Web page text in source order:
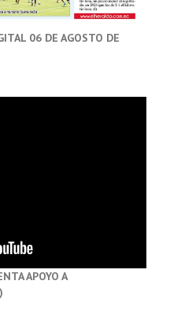
06 DE AGOSTO DE
APOYO A